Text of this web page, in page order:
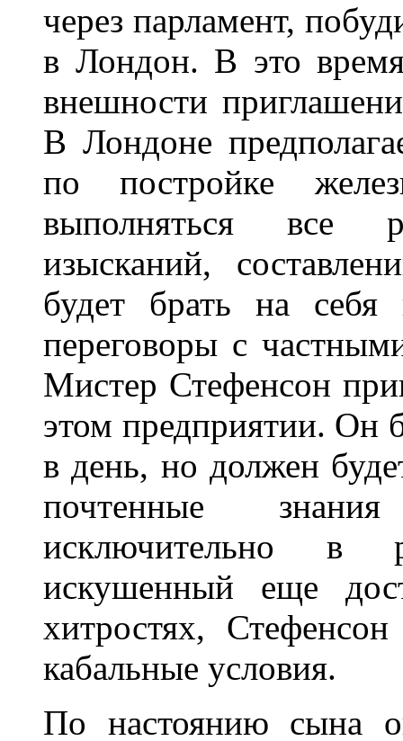
через парламент,
в Лондон. В это
внешности
В Лондоне
по постройке
выполняться все
изысканий,
будет брать на себя
переговоры с
Мистер Стефенсон
этом предприятии. Он
в день, но должен
почтенные
исключительно в
искушенный еще
хитростях,
кабальные условия.
По настоянию сына